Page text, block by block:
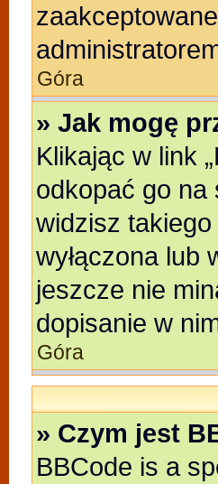
Góra
» Jak mogę
Klikając w link
odkopać go na
widzisz
wyłączona lub
jeszcze nie
dopisanie w
Góra
» Czym jest
BBCode is a